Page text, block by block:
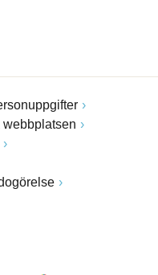
webbplatsen